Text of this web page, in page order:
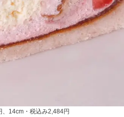
、14cm・税込み2,484円